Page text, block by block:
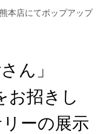
本店にてポップアップ
ん」
お招きし
ーの展示